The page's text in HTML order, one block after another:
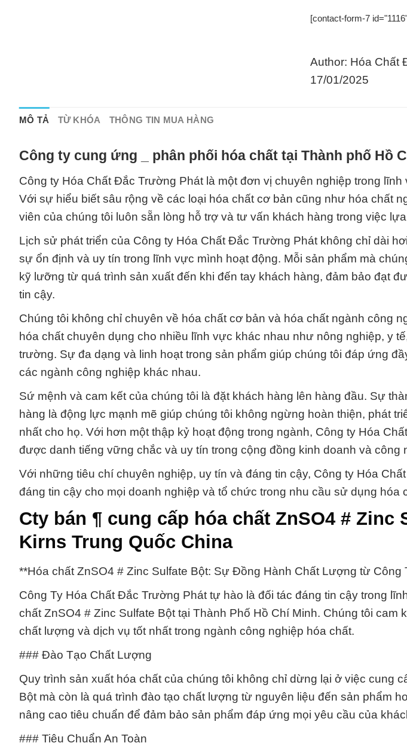
[contact-form-7
Author: Hóa Chất
17/01/2025
MÔ TẢ TỪ KHÓA THÔNG TIN MUA HÀNG
Công ty cung ứng _ phân phối hóa chất tại Thành phố Hồ
Công ty Hóa Chất Đắc Trường Phát là một đơn vị chuyên nghiệp trong
Với sự hiểu biết sâu rộng về các loại hóa chất cơ bản cũng như hóa chất
viên của chúng tôi luôn sẵn lòng hỗ trợ và tư vấn khách hàng trong việc
Lịch sử phát triển của Công ty Hóa Chất Đắc Trường Phát không chỉ dài
sự ổn định và uy tín trong lĩnh vực mình hoạt động. Mỗi sản phẩm mà
kỹ lưỡng từ quá trình sản xuất đến khi đến tay khách hàng, đảm bảo đạt
tin cậy.
Chúng tôi không chỉ chuyên về hóa chất cơ bản và hóa chất ngành công
hóa chất chuyên dụng cho nhiều lĩnh vực khác nhau như nông nghiệp, y
trường. Sự đa dạng và linh hoạt trong sản phẩm giúp chúng tôi đáp ứng
các ngành công nghiệp khác nhau.
Sứ mệnh và cam kết của chúng tôi là đặt khách hàng lên hàng đầu. Sự
hàng là động lực mạnh mẽ giúp chúng tôi không ngừng hoàn thiện, phát
nhất cho họ. Với hơn một thập kỷ hoạt động trong ngành, Công ty Hóa
được danh tiếng vững chắc và uy tín trong cộng đồng kinh doanh và công
Với những tiêu chí chuyên nghiệp, uy tín và đáng tin cậy, Công ty Hóa
đáng tin cậy cho mọi doanh nghiệp và tổ chức trong nhu cầu sử dụng hóa
Cty bán ¶ cung cấp hóa chất ZnSO4 # Zinc
Kirns Trung Quốc China
**Hóa chất ZnSO4 # Zinc Sulfate Bột: Sự Đồng Hành Chất Lượng từ
Công Ty Hóa Chất Đắc Trường Phát tự hào là đối tác đáng tin cậy trong
chất ZnSO4 # Zinc Sulfate Bột tại Thành Phố Hồ Chí Minh. Chúng tôi cam
chất lượng và dịch vụ tốt nhất trong ngành công nghiệp hóa chất.
### Đào Tạo Chất Lượng
Quy trình sản xuất hóa chất của chúng tôi không chỉ dừng lại ở việc cung
Bột mà còn là quá trình đào tạo chất lượng từ nguyên liệu đến sản phẩm
nâng cao tiêu chuẩn để đảm bảo sản phẩm đáp ứng mọi yêu cầu của
### Tiêu Chuẩn An Toàn